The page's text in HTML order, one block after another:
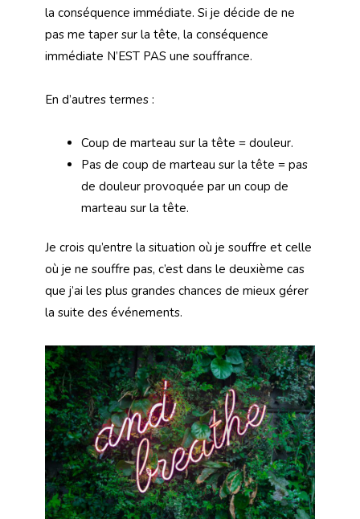
la conséquence immédiate. Si je décide de ne
pas me taper sur la tête, la conséquence
immédiate N’EST PAS une souffrance.
En d’autres termes :
Coup de marteau sur la tête = douleur.
Pas de coup de marteau sur la tête = pas
de douleur provoquée par un coup de
marteau sur la tête.
Je crois qu’entre la situation où je souffre et celle
où je ne souffre pas, c’est dans le deuxième cas
que j’ai les plus grandes chances de mieux gérer
la suite des événements.